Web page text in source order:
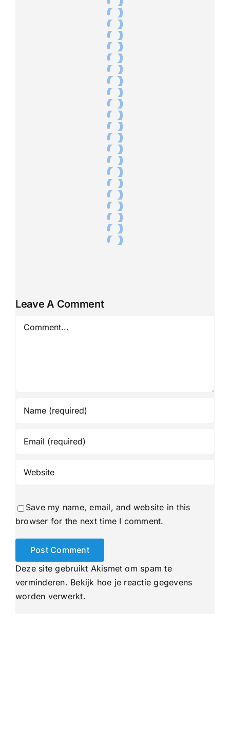
Leave A Comment
Comment
Save my name, email, and website in this
browser for the next time I comment.
Deze site gebruikt Akismet om spam te
verminderen. Bekijk hoe je reactie gegevens
worden verwerkt.